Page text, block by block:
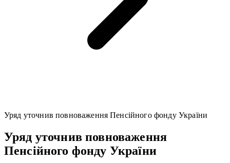
Уряд уточнив повноваження Пенсійного фонду України
Уряд уточнив повноваження
Пенсійного фонду України